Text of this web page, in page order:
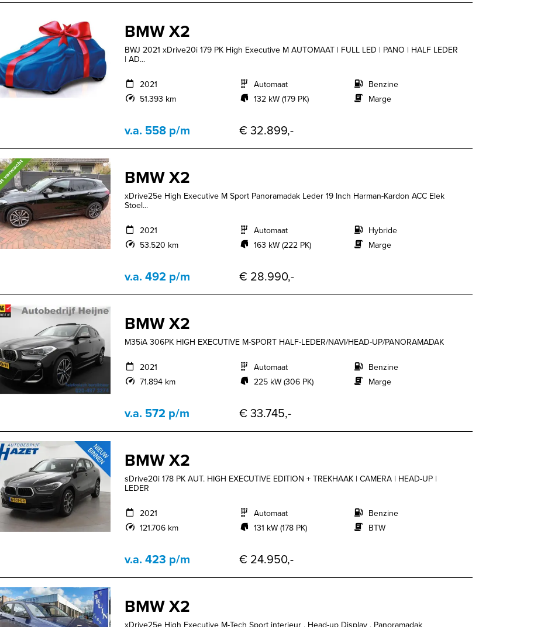
BMW X2
BWJ 2021 xDrive20i 179 PK High Executive M AUTOMAAT | FULL LED | PANO | HALF LEDER
| AD...
2021
51.393 km
Automaat
132 kW (179 PK)
Benzine
Marge
v.a. 558 p/m € 32.899,-
BMW X2
xDrive25e High Executive M Sport Panoramadak Leder 19 Inch Harman-Kardon ACC Elek
Stoel...
2021
53.520 km
Automaat
163 kW (222 PK)
Hybride
Marge
v.a. 492 p/m € 28.990,-
BMW X2
M35iA 306PK HIGH EXECUTIVE M-SPORT HALF-LEDER/NAVI/HEAD-UP/PANORAMADAK
2021
71.894 km
Automaat
225 kW (306 PK)
Benzine
Marge
v.a. 572 p/m € 33.745,-
BMW X2
sDrive20i 178 PK AUT. HIGH EXECUTIVE EDITION + TREKHAAK | CAMERA | HEAD-UP |
LEDER
2021
121.706 km
Automaat
131 kW (178 PK)
Benzine
BTW
v.a. 423 p/m € 24.950,-
BMW X2